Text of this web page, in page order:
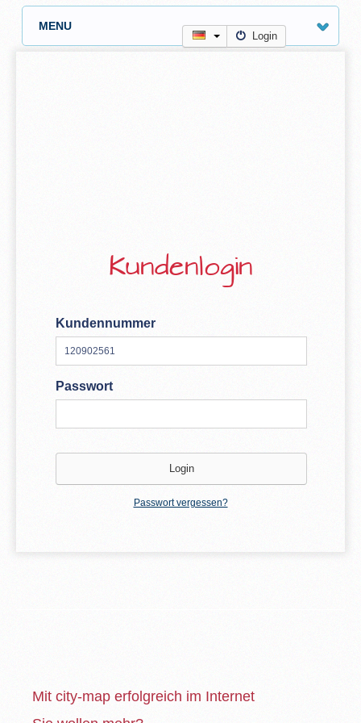
MENU
Login
Kundenlogin
Kundennummer
Passwort
Passwort vergessen?
Mit city-map erfolgreich im Internet